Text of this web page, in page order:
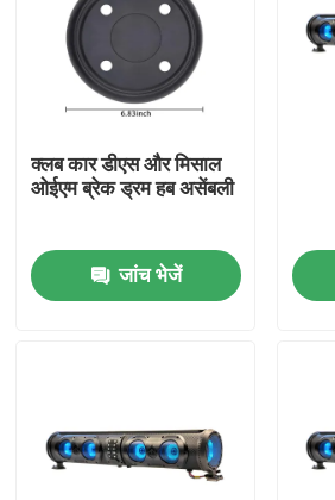
क्लब कार डीएस और मिसाल
ओईएम ब्रेक ड्रम हब असेंबली
जांच भेजें